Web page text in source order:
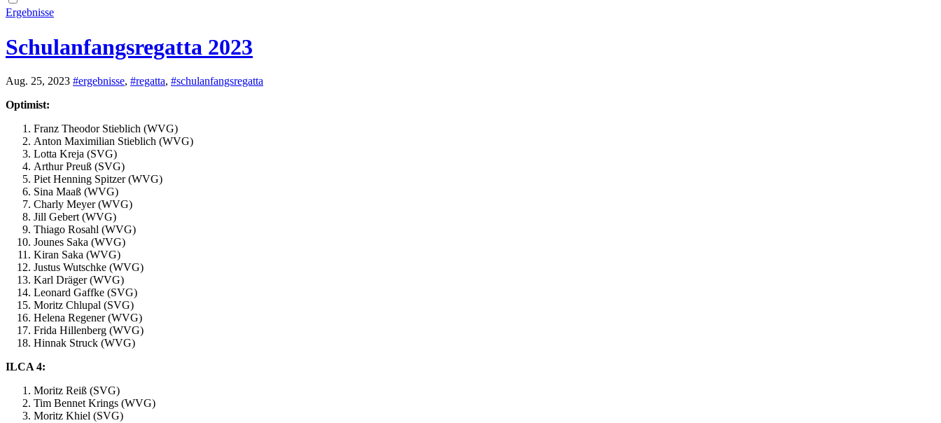
Ergebnisse
Schulanfangsregatta 2023
Aug. 25, 2023 #ergebnisse, #regatta, #schulanfangsregatta
Optimist:
Franz Theodor Stieblich (WVG)
Anton Maximilian Stieblich (WVG)
Lotta Kreja (SVG)
Arthur Preuß (SVG)
Piet Henning Spitzer (WVG)
Sina Maaß (WVG)
Charly Meyer (WVG)
Jill Gebert (WVG)
Thiago Rosahl (WVG)
Jounes Saka (WVG)
Kiran Saka (WVG)
Justus Wutschke (WVG)
Karl Dräger (WVG)
Leonard Gaffke (SVG)
Moritz Chlupal (SVG)
Helena Regener (WVG)
Frida Hillenberg (WVG)
Hinnak Struck (WVG)
ILCA 4:
Moritz Reiß (SVG)
Tim Bennet Krings (WVG)
Moritz Khiel (SVG)